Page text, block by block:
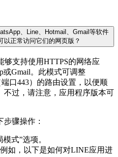
、Line、Hotmail、Gmail等软件
以正常访问它们的网页版？
支持使用HTTPS的网络应
或Gmail。此模式可调整
口443）的路由设置，以便顺
不过，请注意，应用程序版本可
骤操作：
式”选项。
如，以下是如何对LINE应用进